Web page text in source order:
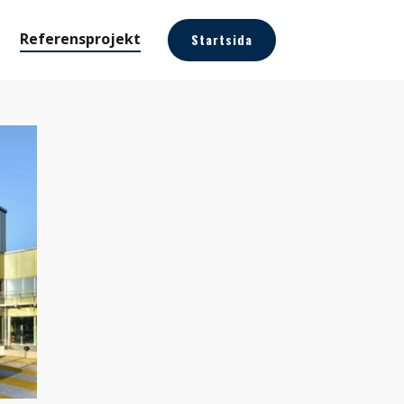
Referensprojekt Startsida